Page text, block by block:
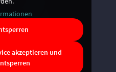
akzeptieren und